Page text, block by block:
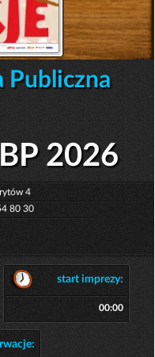
Publiczna
2026
4
80 30
start imprezy:
00:00